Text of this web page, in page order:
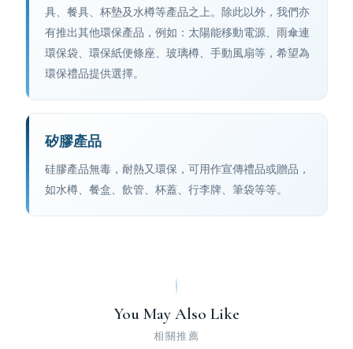
具、餐具、杯墊及水樽等產品之上。除此以外，我們亦
有推出其他環保產品，例如：太陽能移動電源、雨傘連
環保袋、環保紙便條座、玻璃樽、手動風扇等，希望為
環保禮品提供選擇。
矽膠產品
硅膠產品無毒，耐熱又環保，可用作宣傳禮品或贈品，
如水樽、餐盒、飲管、杯蓋、行李牌、筆袋等等。
You May Also Like
相關推薦